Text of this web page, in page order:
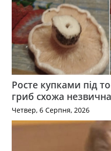
Росте купками під
гриб схожа незвична
Четвер, 6 Серпня, 2026